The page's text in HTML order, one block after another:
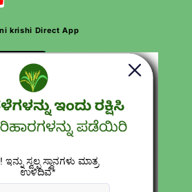
krishi Direct App